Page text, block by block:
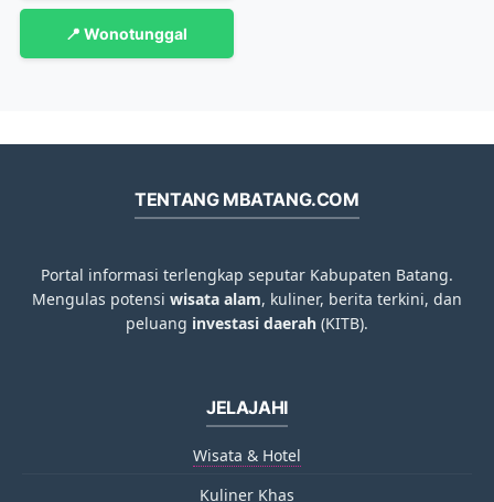
📍 Wonotunggal
TENTANG MBATANG.COM
Portal informasi terlengkap seputar Kabupaten Batang.
Mengulas potensi wisata alam, kuliner, berita terkini, dan
peluang investasi daerah (KITB).
JELAJAHI
Wisata & Hotel
Kuliner Khas